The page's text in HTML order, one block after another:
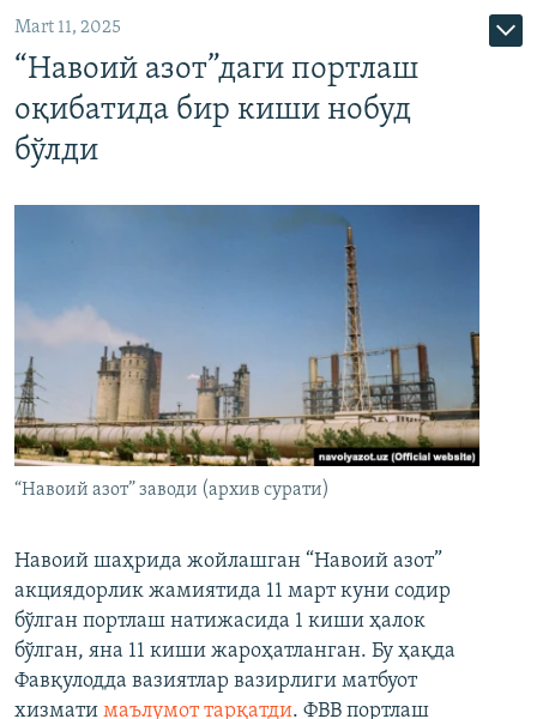
Mart 11, 2025
“Навоий азот”даги портлаш
оқибатида бир киши нобуд
бўлди
“Навоий азот” заводи (архив сурати)
Навоий шаҳрида жойлашган “Навоий азот”
акциядорлик жамиятида 11 март куни содир
бўлган портлаш натижасида 1 киши ҳалок
бўлган, яна 11 киши жароҳатланган. Бу ҳақда
Фавқулодда вазиятлар вазирлиги матбуот
хизмати маълумот тарқатди. ФВВ портлаш